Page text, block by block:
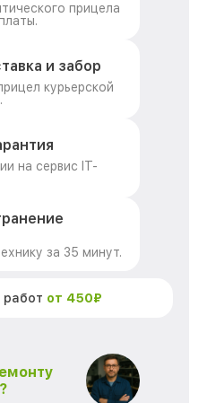
прицела
и забор
курьерской
на сервис IT-
за 35 минут.
работ от 450₽